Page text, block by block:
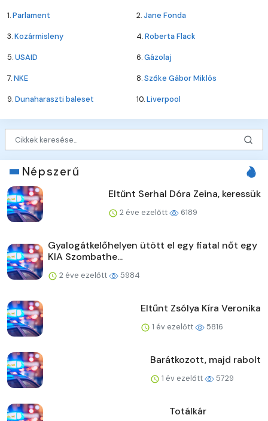
1.Parlament 2.Jane Fonda
3.Kozármisleny 4.Roberta Flack
5.USAID 6.Gázolaj
7.NKE 8.Szőke Gábor Miklós
9.Dunaharaszti baleset 10.Liverpool
Népszerű
Eltűnt Serhal Dóra Zeina, keressük
2 éve ezelőtt 6189
Gyalogátkelőhelyen ütött el egy fiatal nőt egy
KIA Szombathe...
2 éve ezelőtt 5984
Eltűnt Zsólya Kíra Veronika
1 év ezelőtt 5816
Barátkozott, majd rabolt
1 év ezelőtt 5729
Totálkár